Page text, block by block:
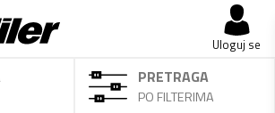
Uloguj se
PRETRAGA
PO FILTERIMA